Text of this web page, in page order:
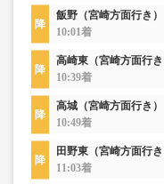
飯野（宮崎方面行き）
10:01着
高崎東（宮崎方面行き
10:39着
高城（宮崎方面行き）
10:49着
田野東（宮崎方面行き
11:03着